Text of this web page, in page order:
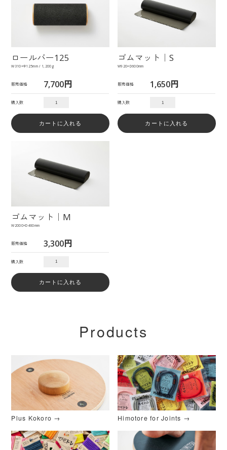
ロールバー125
W310×Φ125mm / 1,200g
販売価格 7,700円
購入数
ゴムマット｜S
W920×D600mm
販売価格 1,650円
購入数
ゴムマット｜M
W2000×D460mm
販売価格 3,300円
購入数
Products
Plus Kokoro → Himotore for Joints →